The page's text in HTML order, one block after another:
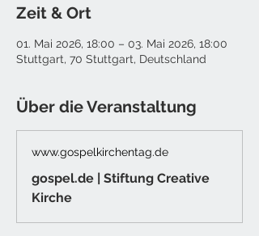
Zeit & Ort
01. Mai 2026, 18:00 – 03. Mai 2026, 18:00
Stuttgart, 70 Stuttgart, Deutschland
Über die Veranstaltung
www.gospelkirchentag.de
gospel.de | Stiftung Creative
Kirche